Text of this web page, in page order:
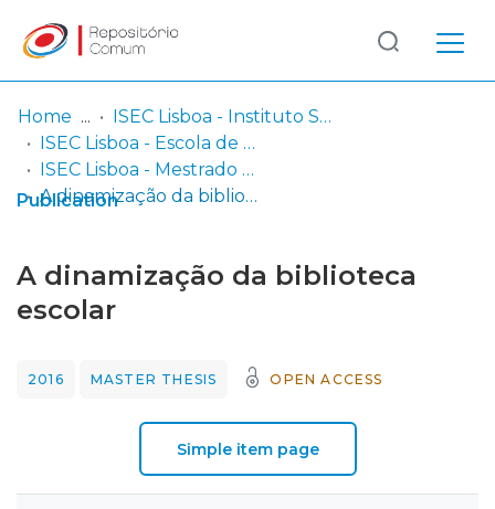
Communities
& Collections
Log
In
(current)
Home
ISEC Lisboa - Instituto Superior de Educação e Ciências
ISEC Lisboa - Escola de Educação e Desenvolvimento Humano
ISEC Lisboa - Mestrado em Educação Pré-Escolar e Ensino do 1º Ciclo do Ensino Básico
A dinamização da biblioteca escolar
Publication
A dinamização da biblioteca
escolar
2016 MASTER THESIS OPEN ACCESS
Simple item page